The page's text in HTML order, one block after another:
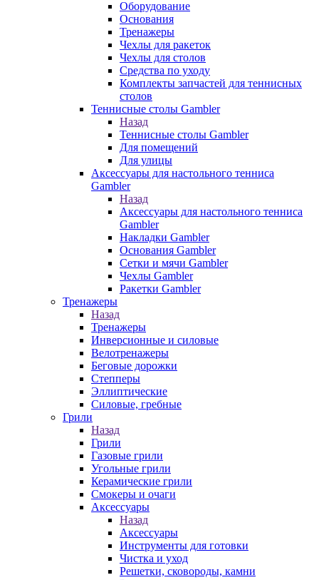
Оборудование
Основания
Тренажеры
Чехлы для ракеток
Чехлы для столов
Средства по уходу
Комплекты запчастей для теннисных
столов
Теннисные столы Gambler
Назад
Теннисные столы Gambler
Для помещений
Для улицы
Аксессуары для настольного тенниса
Gambler
Назад
Аксессуары для настольного тенниса
Gambler
Накладки Gambler
Основания Gambler
Сетки и мячи Gambler
Чехлы Gambler
Ракетки Gambler
Тренажеры
Назад
Тренажеры
Инверсионные и силовые
Велотренажеры
Беговые дорожки
Степперы
Эллиптические
Силовые, гребные
Грили
Назад
Грили
Газовые грили
Угольные грили
Керамические грили
Смокеры и очаги
Аксессуары
Назад
Аксессуары
Инструменты для готовки
Чистка и уход
Решетки, сковороды, камни